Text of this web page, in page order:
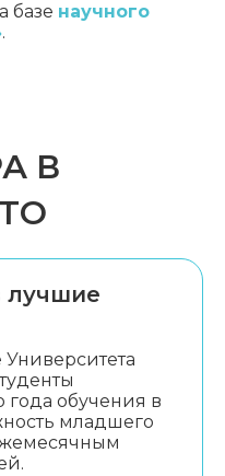
базе научного
.
В
лучшие
года обучения в
младшего